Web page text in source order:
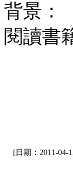
背景：
閱讀書
[日期：2011-04-